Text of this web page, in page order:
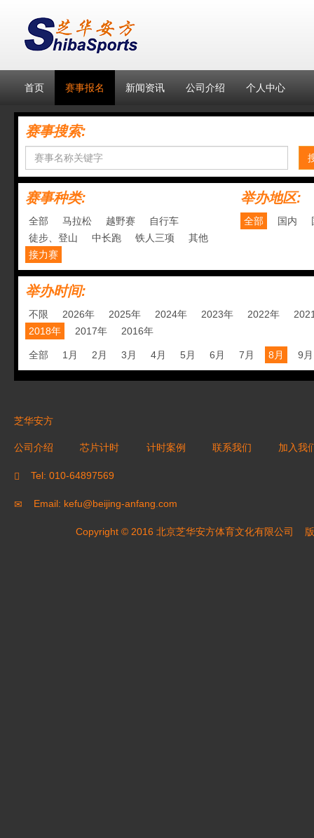
首页 赛事报名 新闻资讯 公司介绍 个人中心
赛事搜索:
赛事种类:
全部 马拉松 越野赛
自行车
徒步、登山
中长跑 铁人三项
其他
接力赛
举办地区:
全部 国内
举办时间:
不限 2026年 2025年 2024年 2023年 2022年
2018年
2017年 2016年
全部 1月 2月 3月 4月 5月 6月 7月 8月 9月
芝华安方
公司介绍 芯片计时 计时案例 联系我们 加入我
Tel: 010-64897569
Email: kefu@beijing-anfang.com
Copyright © 2016 北京芝华安方体育文化有限公司